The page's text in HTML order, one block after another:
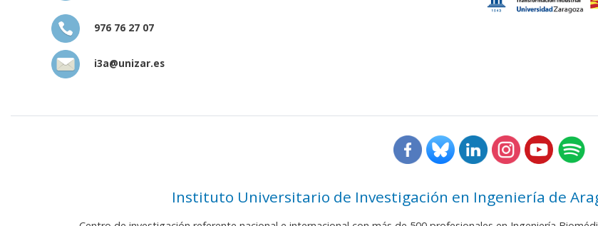
976 76 27 07
i3a@unizar.es
Instituto Universitario de Investigación en Ingeniería de